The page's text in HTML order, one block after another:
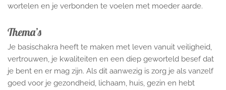
wortelen en je verbonden te voelen met moeder aarde.
Thema’s
Je basischakra heeft te maken met leven vanuit veiligheid,
vertrouwen, je kwaliteiten en een diep geworteld besef dat
je bent en er mag zijn. Als dit aanwezig is zorg je als vanzelf
goed voor je gezondheid, lichaam, huis, gezin en hebt